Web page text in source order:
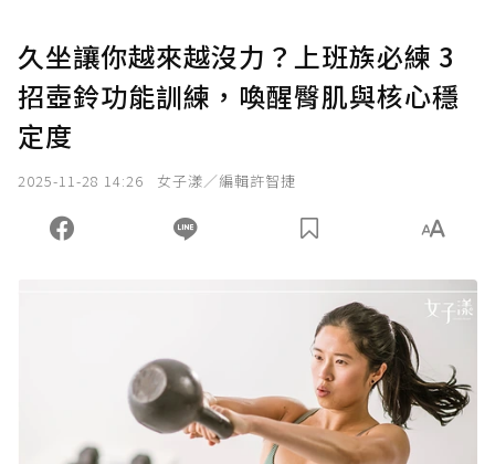
久坐讓你越來越沒力？上班族必練 3
招壺鈴功能訓練，喚醒臀肌與核心穩
定度
2025-11-28 14:26 女子漾／編輯許智捷